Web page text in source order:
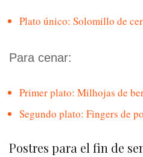
Plato único: Solomillo de
Para cenar:
Primer plato: Milhojas de
Segundo plato: Fingers de
Postres para el fin de